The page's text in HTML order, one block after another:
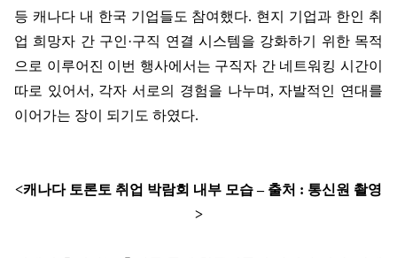
등 캐나다 내 한국 기업들도 참여했다. 현지 기업과 한인 취
업 희망자 간 구인·구직 연결 시스템을 강화하기 위한 목적
으로 이루어진 이번 행사에서는 구직자 간 네트워킹 시간이
따로 있어서 , 각자 서로의 경험을 나누며 , 자발적인 연대를
이어가는 장이 되기도 하였다.
<캐나다 토론토 취업 박람회 내부 모습– 출처 : 통신원 촬영
>